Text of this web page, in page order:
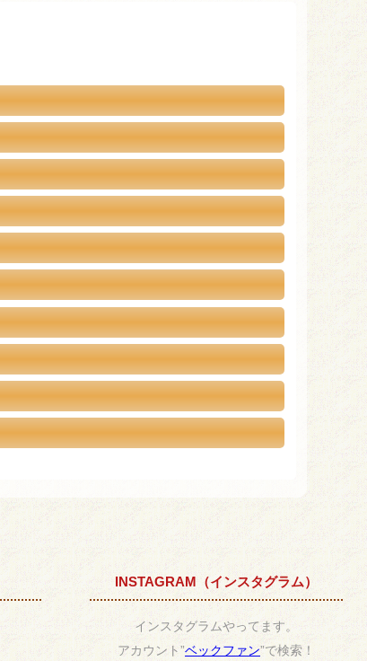
INSTAGRAM（インスタグラム）
インスタグラムやってます。
アカウント”ベックファン”で検索！